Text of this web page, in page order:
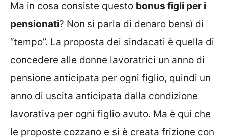
Ma in cosa consiste questo bonus figli per i
pensionati? Non si parla di denaro bensì di
“tempo”. La proposta dei sindacati è quella di
concedere alle donne lavoratrici un anno di
pensione anticipata per ogni figlio, quindi un
anno di uscita anticipata dalla condizione
lavorativa per ogni figlio avuto. Ma è qui che
le proposte cozzano e si è creata frizione con